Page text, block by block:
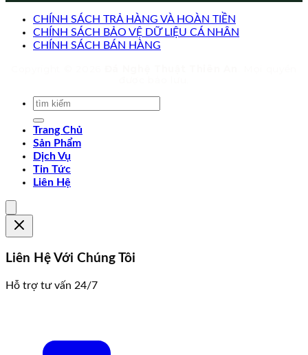
CHÍNH SÁCH TRẢ HÀNG VÀ HOÀN TIỀN
CHÍNH SÁCH BẢO VỆ DỮ LIỆU CÁ NHÂN
CHÍNH SÁCH BÁN HÀNG
Trang Chủ
Sản Phẩm
Dịch Vụ
Tin Tức
Liên Hệ
Liên Hệ Với Chúng Tôi
Hỗ trợ tư vấn 24/7